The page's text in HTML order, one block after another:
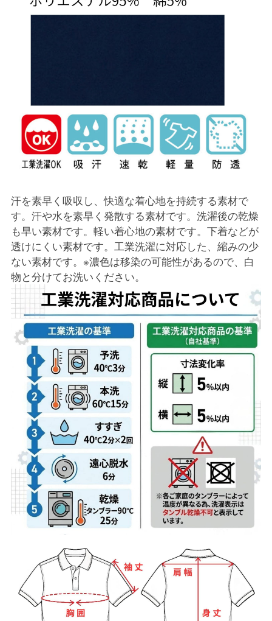
汗を素早く吸収し、快適な着心地を持続する素材で
す。汗や水を素早く発散する素材です。洗濯後の乾燥
も早い素材です。軽い着心地の素材です。下着などが
透けにくい素材です。工業洗濯に対応した、縮みの少
ない素材です。※濃色は移染の可能性があるので、白
物と分けてお洗いください。